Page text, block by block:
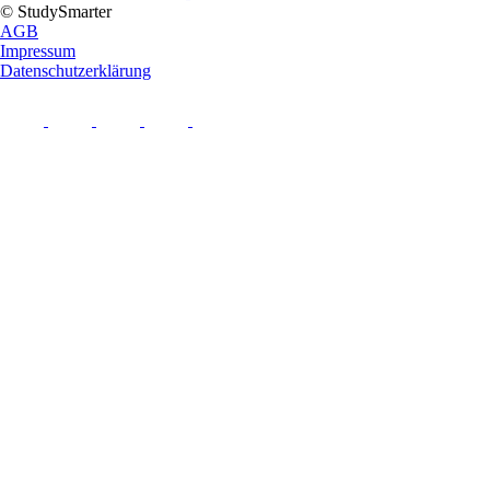
© StudySmarter
AGB
Impressum
Datenschutzerklärung